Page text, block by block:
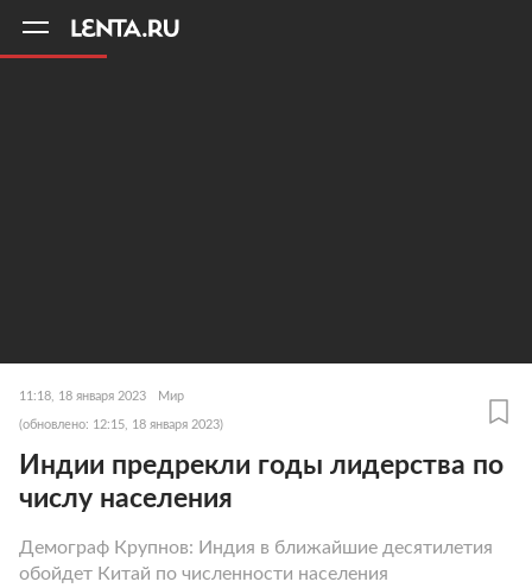
11:18, 18 января 2023 Мир
(обновлено: 12:15, 18 января 2023)
Индии предрекли годы лидерства по
числу населения
Демограф Крупнов: Индия в ближайшие десятилетия
обойдет Китай по численности населения